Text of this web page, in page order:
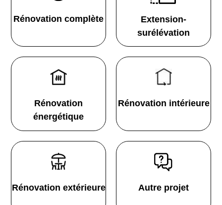
Rénovation complète
Extension-
surélévation
Rénovation
énergétique
Rénovation intérieure
Rénovation extérieure Autre projet